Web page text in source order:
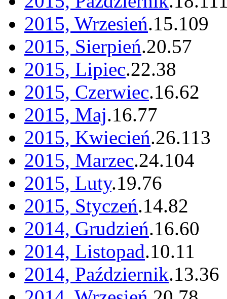
2015, Wrzesień.15.109
2015, Sierpień.20.57
2015, Lipiec.22.38
2015, Czerwiec.16.62
2015, Maj.16.77
2015, Kwiecień.26.113
2015, Marzec.24.104
2015, Luty.19.76
2015, Styczeń.14.82
2014, Grudzień.16.60
2014, Listopad.10.11
2014, Październik.13.36